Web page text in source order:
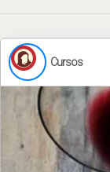
Cursos